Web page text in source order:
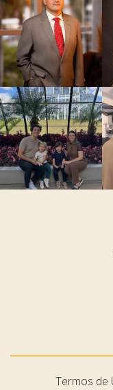
Termos de